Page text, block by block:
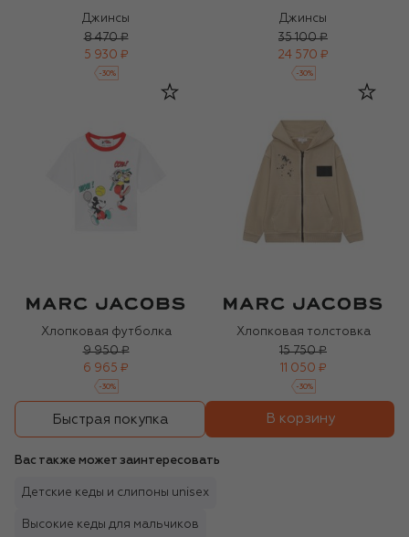
Джинсы
8 470 ₽
5 930 ₽
-30%
Джинсы
35 100 ₽
24 570 ₽
-30%
Хлопковая футболка
9 950 ₽
6 965 ₽
-30%
Хлопковая толстовка
15 750 ₽
11 050 ₽
-30%
Быстрая покупка В корзину
Вас также может заинтересовать
Детские кеды и слипоны unisex
Высокие кеды для мальчиков